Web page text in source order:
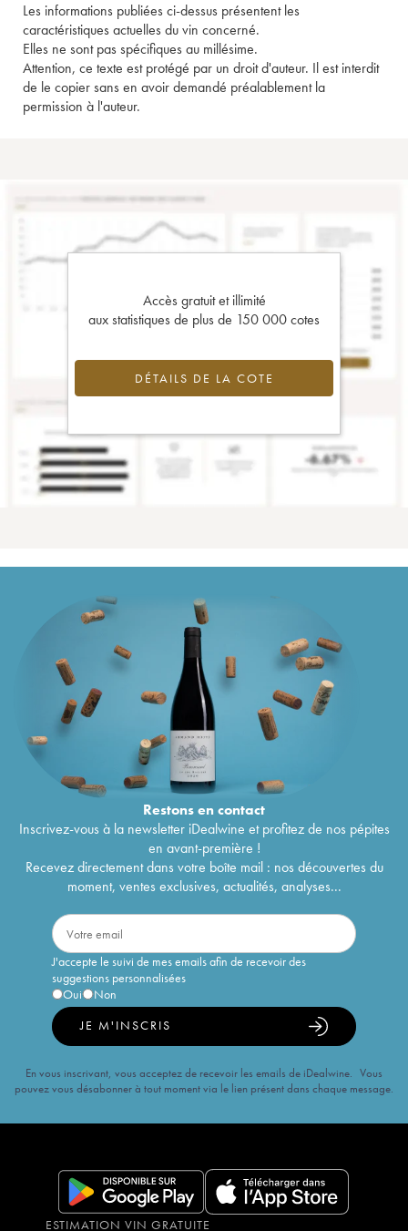
Les informations publiées ci-dessus présentent les
caractéristiques actuelles du vin concerné.
Elles ne sont pas spécifiques au millésime.
Attention, ce texte est protégé par un droit d'auteur. Il est interdit
de le copier sans en avoir demandé préalablement la
permission à l'auteur.
Accès gratuit et illimité
aux statistiques de plus de 150 000 cotes
DÉTAILS DE LA COTE
Restons encontact
Inscrivez-vous à la newsletter iDealwine et profitez de nos pépites
en avant-première !
Recevez directement dans votre boîte mail : nos découvertes du
moment, ventes exclusives, actualités, analyses...
J'accepte le suivi de mes emails afin de recevoir des
suggestions personnalisées
Oui
Non
JE M'INSCRIS
En vous inscrivant, vous acceptez de recevoir les emails de iDealwine. Vous
pouvez vous désabonner à tout moment via le lien présent dans chaque message.
ESTIMATION VIN GRATUITE